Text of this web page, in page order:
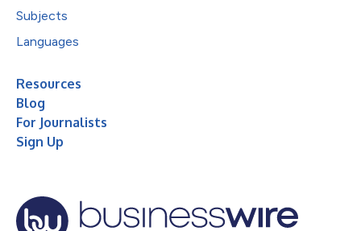
Subjects
Languages
Resources
Blog
For Journalists
Sign Up